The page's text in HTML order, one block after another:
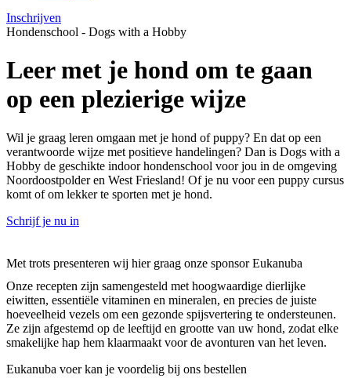
Inschrijven
Hondenschool - Dogs with a Hobby
Leer met je hond om te gaan
op een plezierige wijze
Wil je graag leren omgaan met je hond of puppy? En dat op een
verantwoorde wijze met positieve handelingen? Dan is Dogs with a
Hobby de geschikte indoor hondenschool voor jou in de omgeving
Noordoostpolder en West Friesland! Of je nu voor een puppy cursus
komt of om lekker te sporten met je hond.
Schrijf je nu in
Met trots presenteren wij hier graag onze sponsorEukanuba
Onze recepten zijn samengesteld met hoogwaardige dierlijke
eiwitten, essentiële vitaminen en mineralen, en precies de juiste
hoeveelheid vezels om een gezonde spijsvertering te ondersteunen.
Ze zijn afgestemd op de leeftijd en grootte van uw hond, zodat elke
smakelijke hap hem klaarmaakt voor de avonturen van het leven.
Eukanuba voer kan je voordelig bij ons bestellen